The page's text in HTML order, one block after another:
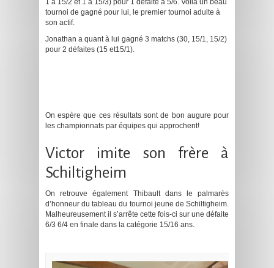
1 à 15/2 et 1 à 15/3) pour 1 défaite à 5/6. Voila un beau
tournoi de gagné pour lui, le premier tournoi adulte à
son actif.
Jonathan a quant à lui gagné 3 matchs (30, 15/1, 15/2)
pour 2 défaites (15 et15/1).
On espère que ces résultats sont de bon augure pour
les championnats par équipes qui approchent!
Victor imite son frère à
Schiltigheim
On retrouve également Thibault dans le palmarès
d’honneur du tableau du tournoi jeune de Schiltigheim.
Malheureusement il s’arrête cette fois-ci sur une défaite
6/3 6/4 en finale dans la catégorie 15/16 ans.